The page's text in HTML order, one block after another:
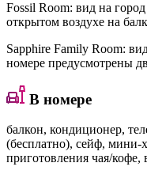
Fossil Room: вид на
открытом воздухе на
Sapphire Family Room:
номере предусмотрены
В номере
балкон, кондиционер,
(бесплатно), сейф, мини-
приготовления чая/